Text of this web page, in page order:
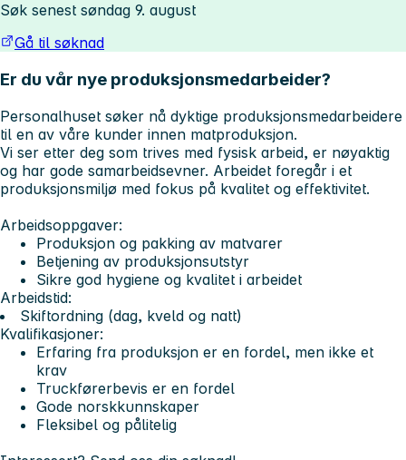
Søk senest søndag 9. august
Gå til søknad
Er du vår nye produksjonsmedarbeider?
Personalhuset søker nå dyktige produksjonsmedarbeidere
til en av våre kunder innen matproduksjon.
Vi ser etter deg som trives med fysisk arbeid, er nøyaktig
og har gode samarbeidsevner. Arbeidet foregår i et
produksjonsmiljø med fokus på kvalitet og effektivitet.
Arbeidsoppgaver:
Produksjon og pakking av matvarer
Betjening av produksjonsutstyr
Sikre god hygiene og kvalitet i arbeidet
Arbeidstid:
Skiftordning (dag, kveld og natt)
Kvalifikasjoner:
Erfaring fra produksjon er en fordel, men ikke et
krav
Truckførerbevis er en fordel
Gode norskkunnskaper
Fleksibel og pålitelig